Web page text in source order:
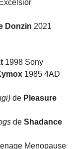
Donzin 2021
1998 Sony
1985 4AD
de Pleasure
de Shadance
Menopause